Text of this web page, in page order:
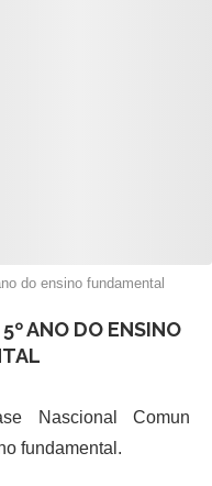
do ensino fundamental
ANO DO ENSINO
Nascional Comun
fundamental.